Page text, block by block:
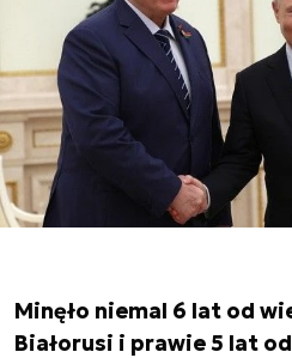
Minęło niemal 6 lat od
Białorusi i prawie 5 lat